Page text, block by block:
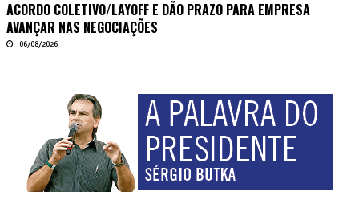
ACORDO COLETIVO/LAYOFF E DÃO PRAZO PARA EMPRESA
AVANÇAR NAS NEGOCIAÇÕES
06/08/2026